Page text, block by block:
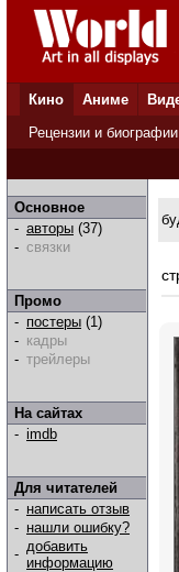
Кино Аниме
Рецензии и биографии
Основное
- авторы (37)
- связки
Промо
- постеры (1)
- кадры
- трейлеры
На сайтах
- imdb
Для читателей
- написать отзыв
- нашли ошибку?
- добавить
информацию